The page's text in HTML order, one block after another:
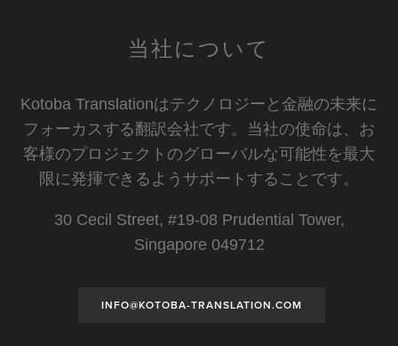
当社について
Kotoba Translationはテクノロジーと金融の未来に
フォーカスする翻訳会社です。当社の使命は、お
客様のプロジェクトのグローバルな可能性を最大
限に発揮できるようサポートすることです。
30 Cecil Street, #19-08 Prudential Tower,
Singapore 049712
INFO@KOTOBA-TRANSLATION.COM